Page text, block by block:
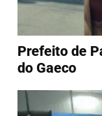
Prefeito de
do Gaeco